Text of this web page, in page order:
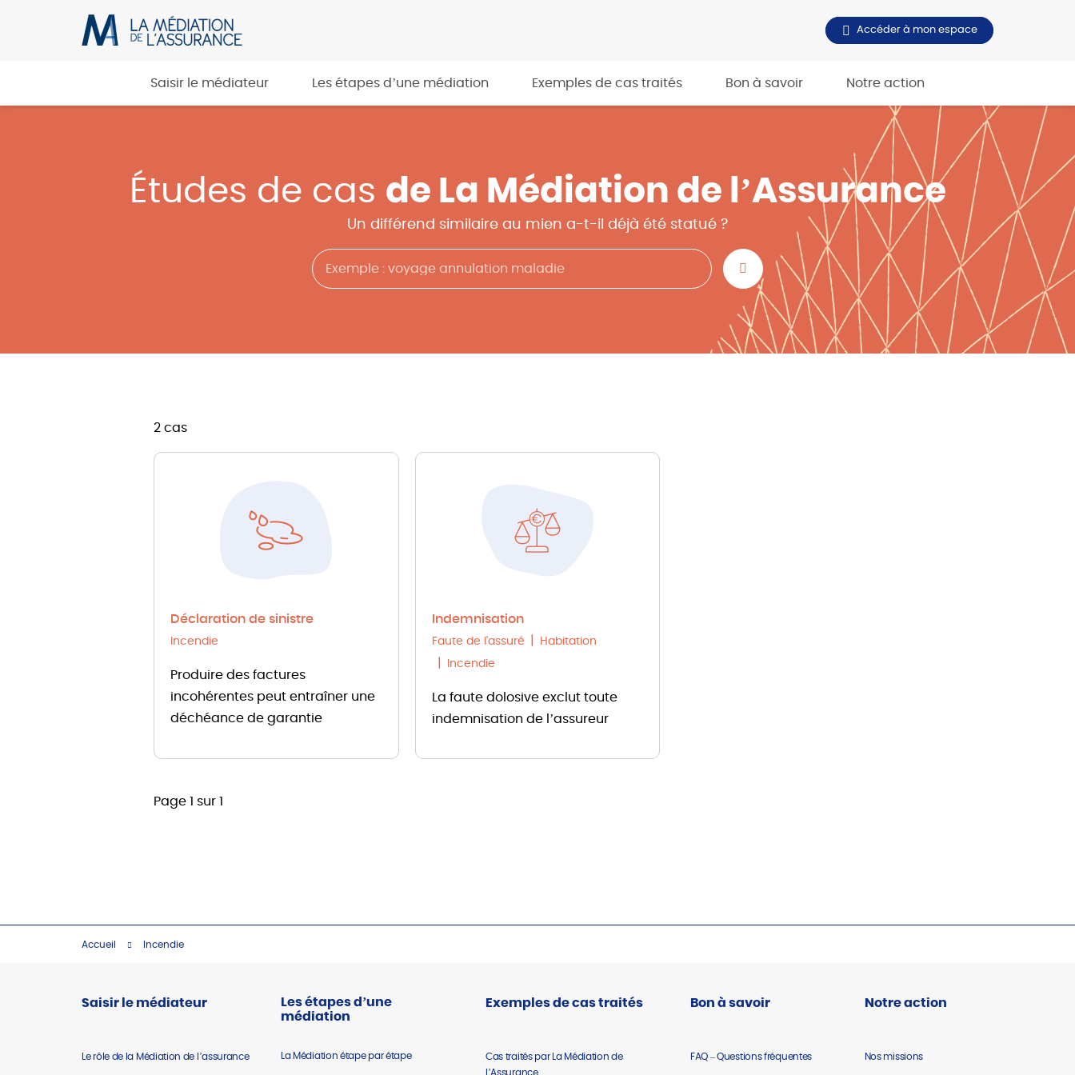
Accéder à mon espace
Saisir le médiateur Les étapes d’une médiation Exemples de cas traités Bon à savoir Notre action
Études de cas de La Médiation de l’Assurance
Un différend similaire au mien a-t-il déjà été statué ?
2 cas
Déclaration de sinistre
Incendie
Produire des factures
incohérentes peut entraîner une
déchéance de garantie
Indemnisation
Faute de l'assuré
Habitation
Incendie
La faute dolosive exclut toute
indemnisation de l’assureur
Page 1 sur 1
Accueil Incendie
Saisir le médiateur
Le rôle de la Médiation de l’assurance
Les étapes d’une
médiation
La Médiation étape par étape
Exemples de cas traités
Cas traités par La Médiation de
l’Assurance
Bon à savoir
FAQ – Questions fréquentes
Notre action
Nos missions